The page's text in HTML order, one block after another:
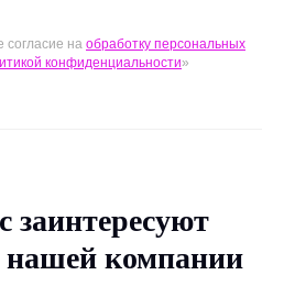
согласие на обработку персональных
конфиденциальности»
заинтересуют
нашей компании